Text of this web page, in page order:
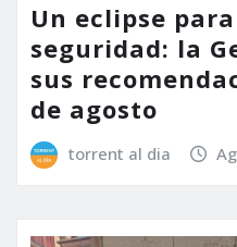
Un eclipse
seguridad: la
sus
de agosto
torrent al dia